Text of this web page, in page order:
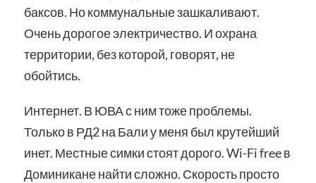
баксов. Но коммунальные зашкаливают.
Очень дорогое электричество. И охрана
территории, без которой, говорят, не
обойтись.
Интернет. В ЮВА с ним тоже проблемы.
Только в РД2 на Бали у меня был крутейший
инет. Местные симки стоят дорого. Wi-Fi free в
Доминикане найти сложно. Скорость просто